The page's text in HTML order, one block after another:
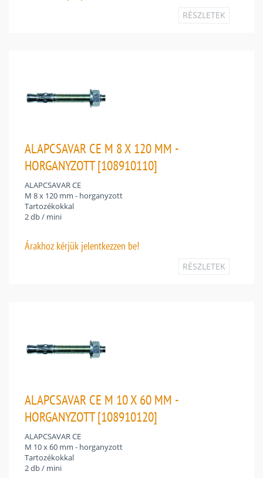
RÉSZLETEK
ALAPCSAVAR CE M 8 X 120 MM -
HORGANYZOTT [108910110]
ALAPCSAVAR CE
M 8 x 120 mm - horganyzott
Tartozékokkal
2 db / mini
Árakhoz kérjük jelentkezzen be!
RÉSZLETEK
ALAPCSAVAR CE M 10 X 60 MM -
HORGANYZOTT [108910120]
ALAPCSAVAR CE
M 10 x 60 mm - horganyzott
Tartozékokkal
2 db / mini